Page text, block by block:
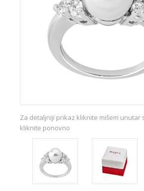
Za detaljniji prikaz kliknite mišem unutar
kliknite ponovno